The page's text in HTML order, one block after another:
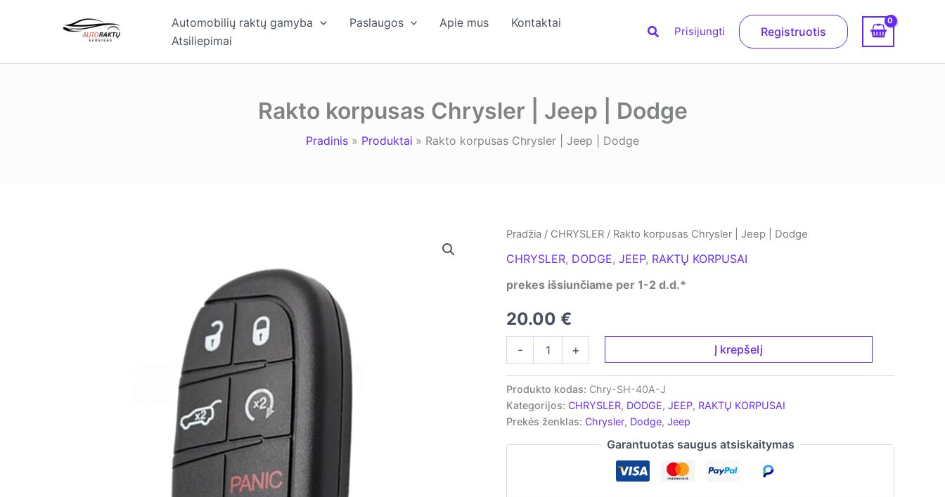
Automobilių raktų gamyba Paslaugos Apie mus
Kontaktai
Atsiliepimai
PaieškaPrisijungti Registruotis
Rakto korpusas Chrysler | Jeep | Dodge
Pradinis Produktai Rakto korpusas Chrysler | Jeep | Dodge
Pradžia / CHRYSLER / Rakto korpusas Chrysler | Jeep | Dodge
CHRYSLER, DODGE, JEEP, RAKTŲ KORPUSAI
prekes išsiunčiame per 1-2 d.d.*
20.00 €
-
korpusas
|
Jeep
+ Į krepšelį
Produkto kodas: Chry-SH-40A-J
Kategorijos: CHRYSLER, DODGE, JEEP, RAKTŲ KORPUSAI
Prekės ženklas: Chrysler, Dodge, Jeep
Garantuotas saugus atsiskaitymas